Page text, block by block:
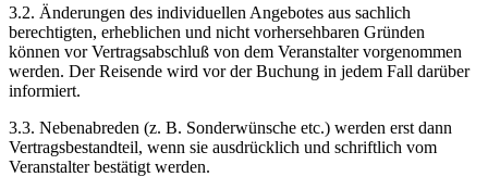
3.2. Änderungen des individuellen Angebotes aus sachlich
berechtigten, erheblichen und nicht vorhersehbaren Gründen
können vor Vertragsabschluß von dem Veranstalter vorgenommen
werden. Der Reisende wird vor der Buchung in jedem Fall darüber
informiert.
3.3. Nebenabreden (z. B. Sonderwünsche etc.) werden erst dann
Vertragsbestandteil, wenn sie ausdrücklich und schriftlich vom
Veranstalter bestätigt werden.